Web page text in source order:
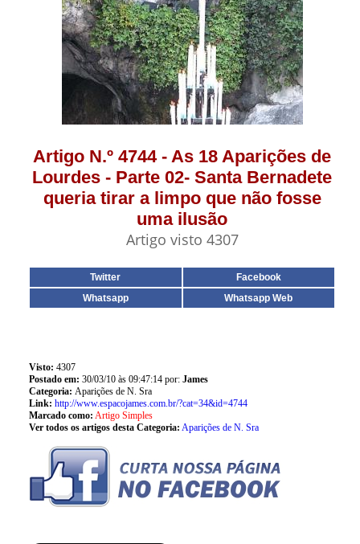
Artigo N.º 4744 - As 18 Aparições de
Lourdes - Parte 02- Santa Bernadete
queria tirar a limpo que não fosse
uma ilusão
Artigo visto 4307
Twitter
Facebook
Whatsapp
Whatsapp Web
Visto: 4307
Postado em: 30/03/10 às 09:47:14 por: James
Categoria: Aparições de N. Sra
Link: http://www.espacojames.com.br/?cat=34&id=4744
Marcado como: Artigo Simples
Ver todos os artigos desta Categoria: Aparições de N. Sra